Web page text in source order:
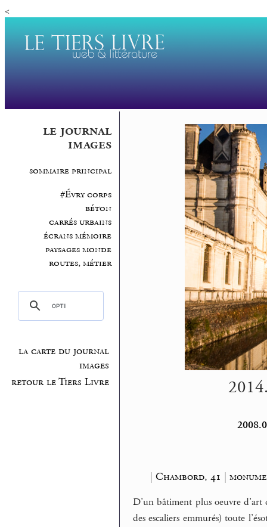
<
le journal
images
sommaire principal
#Évry corps
béton
carrés urbains
écrans mémoire
paysages monde
routes, métier
la carte du journal
images
retour le Tiers Livre
| Chambord, 41 |
D’un bâtiment plus oeuvre d’art
des escaliers emmurés) toute